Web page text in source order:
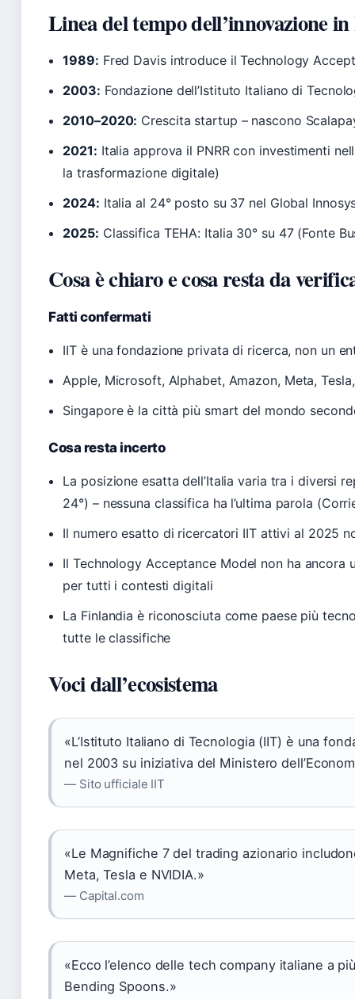
Linea del tempo dell’innovazione
1989: Fred Davis introduce il Technology
2003: Fondazione dell’Istituto Italiano di
2010–2020: Crescita startup – nascono
2021: Italia approva il PNRR con investimenti
la trasformazione digitale)
2024: Italia al 24° posto su 37 nel Global
2025: Classifica TEHA: Italia 30° su 47 (Fonte
Cosa è chiaro e cosa resta da
Fatti confermati
IIT è una fondazione privata di ricerca, non un
Apple, Microsoft, Alphabet, Amazon, Meta,
Singapore è la città più smart del mondo
Cosa resta incerto
La posizione esatta dell’Italia varia tra i diversi
24°) – nessuna classifica ha l’ultima parola
Il numero esatto di ricercatori IIT attivi al 2025
Il Technology Acceptance Model non ha
per tutti i contesti digitali
La Finlandia è riconosciuta come paese più
tutte le classifiche
Voci dall’ecosistema
«L’Istituto Italiano di Tecnologia (IIT) è una
nel 2003 su iniziativa del Ministero
— Sito ufficiale IIT
«Le Magnifiche 7 del trading azionario
Meta, Tesla e NVIDIA.»
— Capital.com
«Ecco l’elenco delle tech company italiane a
Bending Spoons.»